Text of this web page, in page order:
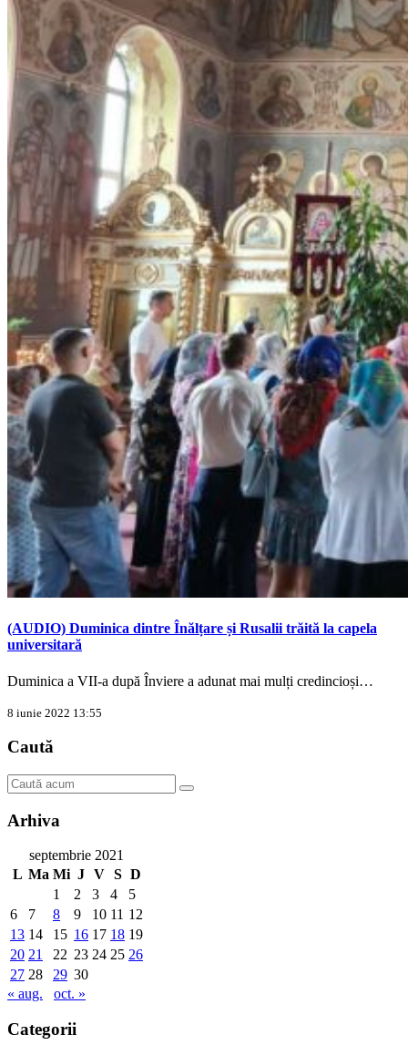
(AUDIO) Duminica dintre Înălțare și Rusalii trăită la capela
universitară
Duminica a VII-a după Înviere a adunat mai mulți credincioși…
8 iunie 2022 13:55
Caută
Arhiva
septembrie 2021
L Ma Mi J V S D
1
2 3 4
5
6
7 8 9 10 11 12
13 14 15 16 17 18 19
20 21 22 23 24 25 26
27 28 29 30
« aug.
oct. »
Categorii